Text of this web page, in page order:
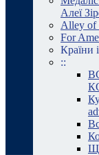
Алеї
Alley of
For
Країни
::